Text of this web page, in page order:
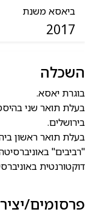
ביאסא משנת
2017
השכלה
בוגרת יאסא.
בעלת תואר שני
בירושלים.
בעלת תואר ראשון
"רביבים"
דוקטורנטית
פרסומים/